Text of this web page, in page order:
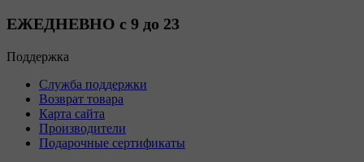
ЕЖЕДНЕВНО с 9 до 23
Поддержка
Служба поддержки
Возврат товара
Карта сайта
Производители
Подарочные сертификаты